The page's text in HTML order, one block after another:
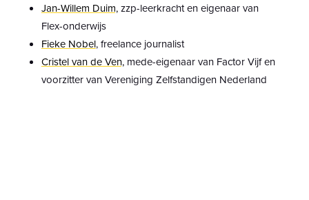
Jan-Willem Duim,zzp-leerkracht en eigenaar van
Flex-onderwijs
Fieke Nobel, freelance journalist
Cristel van de Ven,mede-eigenaar van Factor Vijf en
voorzitter van Vereniging Zelfstandigen Nederland